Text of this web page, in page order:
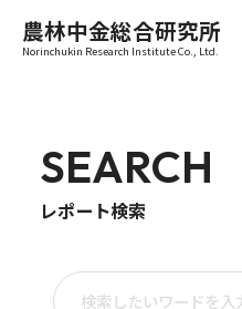
農林中金総合研究所
Norinchukin Research Institute Co., Ltd.
SEARCH
レポート検索